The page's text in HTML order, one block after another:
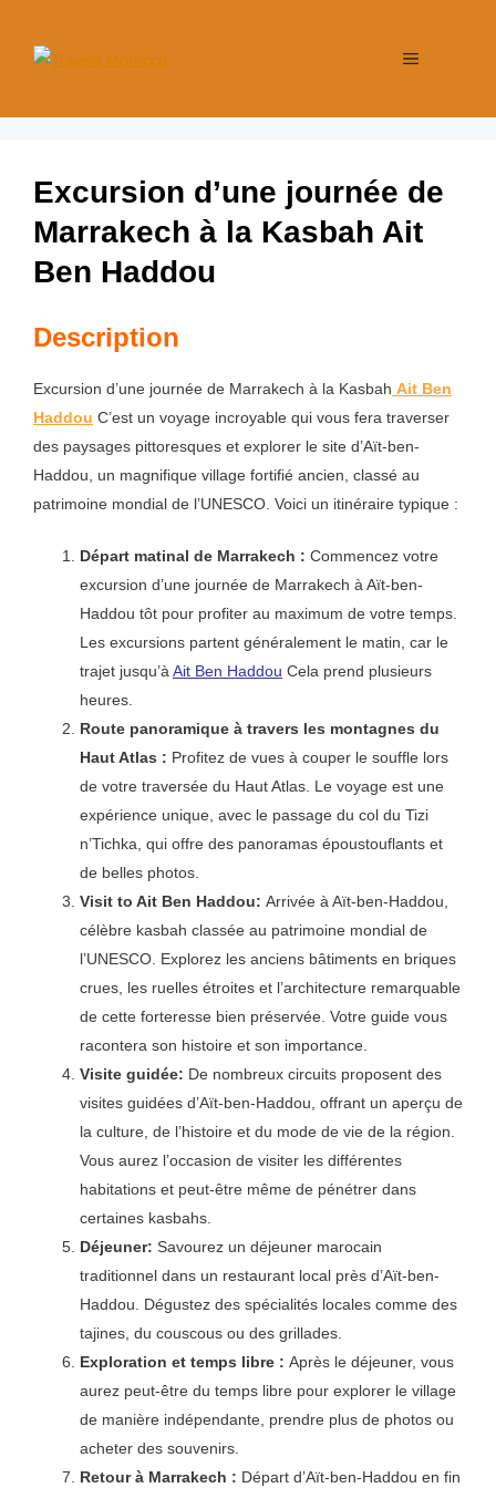
Excursion d’une journée de
Marrakech à la Kasbah Ait
Ben Haddou
Description
Excursion d’une journée de Marrakech à la Kasbah Ait Ben
Haddou C’est un voyage incroyable qui vous fera traverser
des paysages pittoresques et explorer le site d’Aït-ben-
Haddou, un magnifique village fortifié ancien, classé au
patrimoine mondial de l’UNESCO. Voici un itinéraire typique :
Départ matinal de Marrakech : Commencez votre
excursion d’une journée de Marrakech à Aït-ben-
Haddou tôt pour profiter au maximum de votre temps.
Les excursions partent généralement le matin, car le
trajet jusqu’à Ait Ben Haddou Cela prend plusieurs
heures.
Route panoramique à travers les montagnes du
Haut Atlas : Profitez de vues à couper le souffle lors
de votre traversée du Haut Atlas. Le voyage est une
expérience unique, avec le passage du col du Tizi
n’Tichka, qui offre des panoramas époustouflants et
de belles photos.
Visit to Ait Ben Haddou: Arrivée à Aït-ben-Haddou,
célèbre kasbah classée au patrimoine mondial de
l’UNESCO. Explorez les anciens bâtiments en briques
crues, les ruelles étroites et l’architecture remarquable
de cette forteresse bien préservée. Votre guide vous
racontera son histoire et son importance.
Visite guidée: De nombreux circuits proposent des
visites guidées d’Aït-ben-Haddou, offrant un aperçu de
la culture, de l’histoire et du mode de vie de la région.
Vous aurez l’occasion de visiter les différentes
habitations et peut-être même de pénétrer dans
certaines kasbahs.
Déjeuner: Savourez un déjeuner marocain
traditionnel dans un restaurant local près d’Aït-ben-
Haddou. Dégustez des spécialités locales comme des
tajines, du couscous ou des grillades.
Exploration et temps libre : Après le déjeuner, vous
aurez peut-être du temps libre pour explorer le village
de manière indépendante, prendre plus de photos ou
acheter des souvenirs.
Retour à Marrakech : Départ d’Aït-ben-Haddou en fin